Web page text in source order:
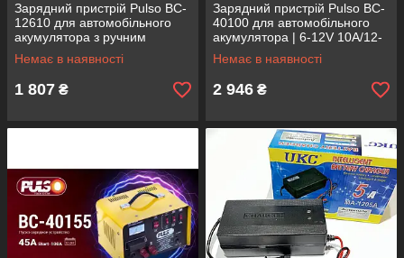
Зарядний пристрій Pulso BC-
12610 для автомобільного
акумулятора з ручним
регулюванням струму 6-12В
|10А
Немає в наявності
1 807 ₴
Зарядний пристрій Pulso BC-
40100 для автомобільного
акумулятора | 6-12V 10A/12-
200AH | стріл.индик.
Немає в наявності
2 946 ₴